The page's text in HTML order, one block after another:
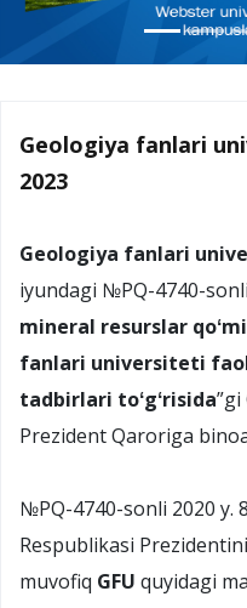
Geologiya fanlari
2023
Geologiya fanlari
iyundagi №PQ-4740-
mineral resurslar
fanlari universiteti
tadbirlari toʻgʻrisida
Prezident Qaroriga
№PQ-4740-sonli 2020 y.
Respublikasi
muvofiq GFU quyidagi